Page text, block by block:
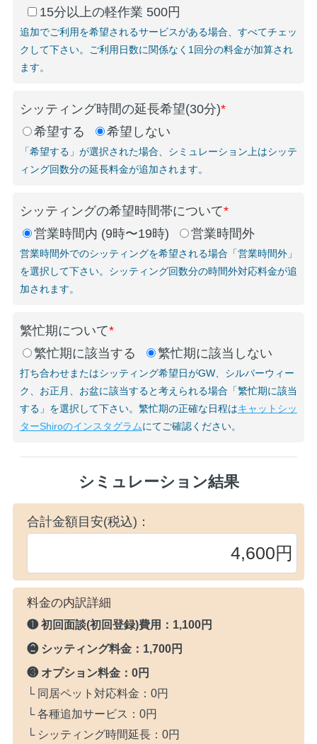
15分以上の軽作業 500円
追加でご利用を希望されるサービスがある場合、すべてチェッ
クして下さい。ご利用日数に関係なく1回分の料金が加算され
ます。
シッティング時間の延長希望(30分)*
希望する
希望しない
「希望する」が選択された場合、シミュレーション上はシッテ
ィング回数分の延長料金が追加されます。
シッティングの希望時間帯について*
営業時間内 (9時〜19時)
営業時間外
営業時間外でのシッティングを希望される場合「営業時間外」
を選択して下さい。シッティング回数分の時間外対応料金が追
加されます。
繁忙期について*
繁忙期に該当する
繁忙期に該当しない
打ち合わせまたはシッティング希望日がGW、シルバーウィー
ク、お正月、お盆に該当すると考えられる場合「繁忙期に該当
する」を選択して下さい。繁忙期の正確な日程はキャットシッ
ターShiroのインスタグラムにてご確認ください。
シミュレーション結果
合計金額目安(税込)：
料金の内訳詳細
❶ 初回面談(初回登録)費用： 1,100円
❷ シッティング料金： 1,700円
❸ オプション料金： 0円
└ 同居ペット対応料金： 0円
└ 各種追加サービス： 0円
└ シッティング時間延長： 0円